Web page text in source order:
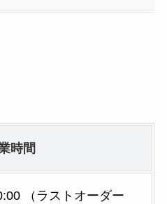
時間
（ラストオーダー